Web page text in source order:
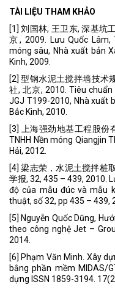
TÀI LIỆU THAM KHẢO
[1] 刘国林, 王卫东, 深基坑
京, 2009. Lưu Quốc
móng sâu, Nhà xuất bản
Kinh, 2009.
[2] 型钢水泥土搅拌墙技术
社, 北京, 2010. Tiêu
JGJ T199-2010, Nhà xuất
Bắc Kinh, 2010.
[3] 上海强劲地基工程股份
TNHH Nền móng Qiangjin
Hải, 2012.
[4] 梁志荣，水泥土搅拌桩
学报, 32, 435 – 439, 2010.
độ của mẫu đúc và mẫu
thuật, số 32, pp 435 – 439,
[5] Nguyễn Quốc Dũng,
theo công nghệ Jet –
2014.
[6] Phạm Văn Minh. Xây
bằng phần mềm MIDAS/
dựng ISSN 1859-3194.